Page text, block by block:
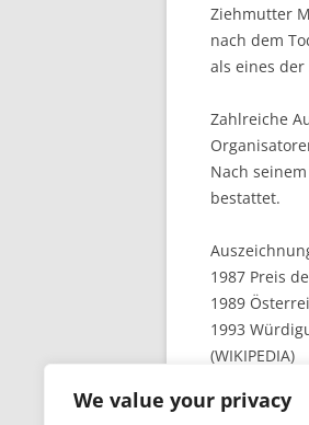
We value your privacy
Ziehmutter
nach dem
als eines
Zahlreiche
Nach
bestattet.
1987 Preis
1989
1993
(WIKIPEDIA)